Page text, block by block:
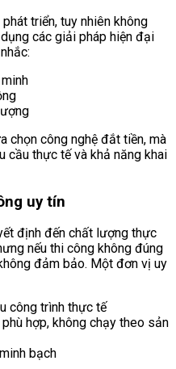
triển, tuy nhiên không
các giải pháp hiện đại
chọn công nghệ đắt tiền, mà
cầu thực tế và khả năng khai
uy tín
định đến chất lượng thực
nếu thi công không đúng
đảm bảo. Một đơn vị uy
công trình thực tế
hợp, không chạy theo sản
bạch